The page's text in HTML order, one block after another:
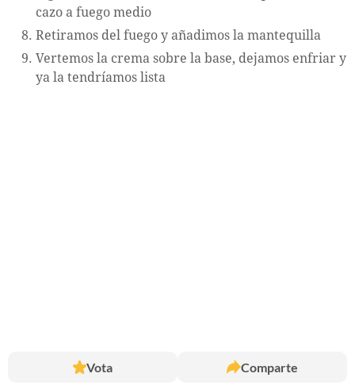
cazo a fuego medio
Retiramos del fuego y añadimos la mantequilla
Vertemos la crema sobre la base, dejamos enfriar y
ya la tendríamos lista
Vota Comparte